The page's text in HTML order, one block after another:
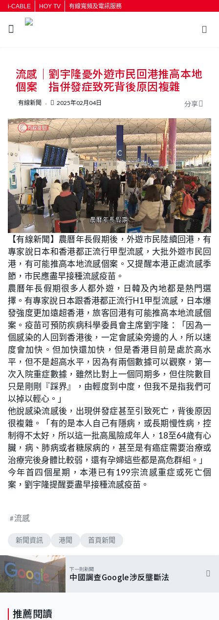
i-CABLE HOY TV 有線寬頻及電訊服務
按輸入鍵開始搜尋
流感｜劉宇隆憂外遊市民回港推高本地
個案 指併發症致死背後原因複雜
有線新聞 2025年02月04日 分享
n
m
t
e
o
a
d
e
d
:
2
5
.
0
0
%
【有線新聞】農曆年長假期後，外遊市民陸續回港，有
專家說日本和香港都正流行甲型流感，大批外遊市民回
港，有可能推高本地流感個案。又提醒本港正處流感季
節，市民應盡早接種流感疫苗。
農曆年長假期很多人都外遊，日韓及內地都是熱門選
擇。有專家說日本跟香港都正流行H1甲型流感，日本爆
發強度更加遠超香港，旅客回港有可能推高本地流感個
案。疫苗可預防疾病科學委員會主席劉宇隆：「因為一
個感染的人回到香港後，一定會感染旁邊的人，所以速
度會加快。但加快還加快，但是香港目前是處於高水
平，但不是超高水平，因為有兩個數據可以觀察，第一
次入院重症數據，雖然比對上一個同期多，但住院數目
只是剛剛『踩界』，由輕度到中度，但我不是指我們可
以掉以輕心。」
他說感染流感後，出現併發症甚至引致死亡，背後原因
很複雜。「有的是本人自己有隱病，或長期慢性病，控
制得不太好，所以這一批高風險成年人，18至64歲有心
臟，病、肺病或者糖尿病的，甚至是有癌症需要治療或
治療完後身體比較弱，還有孕婦這些都是高危群組。」
今年首四個星期，本港已有199宗流感重症或死亡個
案，劉宇隆提醒要盡早接種流感疫苗。
流感
新聞資訊 港聞 首頁新聞
下一則新聞
中國調查Google涉反壟斷法
推薦閱讀